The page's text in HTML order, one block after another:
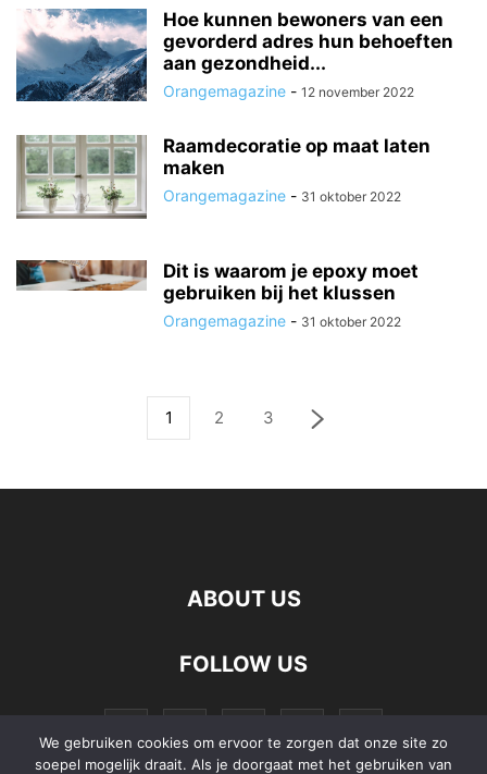
Hoe kunnen bewoners van een
gevorderd adres hun behoeften
aan gezondheid...
Orangemagazine - 12 november 2022
Raamdecoratie op maat laten
maken
Orangemagazine - 31 oktober 2022
Dit is waarom je epoxy moet
gebruiken bij het klussen
Orangemagazine - 31 oktober 2022
1 2 3
ABOUT US
FOLLOW US
We gebruiken cookies om ervoor te zorgen dat onze site zo
soepel mogelijk draait. Als je doorgaat met het gebruiken van